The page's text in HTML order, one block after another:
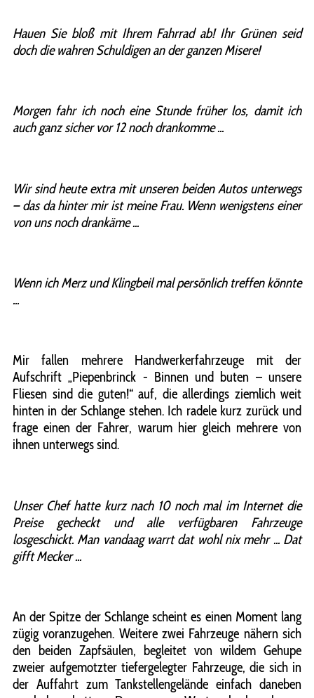
Hauen Sie bloß mit Ihrem Fahrrad ab! Ihr Grünen seid
doch die wahren Schuldigen an der ganzen Misere!
Morgen fahr ich noch eine Stunde früher los, damit ich
auch ganz sicher vor 12 noch drankomme ...
Wir sind heute extra mit unseren beiden Autos unterwegs
– das da hinter mir ist meine Frau. Wenn wenigstens einer
von uns noch drankäme ...
Wenn ich Merz und Klingbeil mal persönlich treffen könnte
...
Mir fallen mehrere Handwerkerfahrzeuge mit der
Aufschrift „Piepenbrinck - Binnen und buten – unsere
Fliesen sind die guten!“ auf, die allerdings ziemlich weit
hinten in der Schlange stehen. Ich radele kurz zurück und
frage einen der Fahrer, warum hier gleich mehrere von
ihnen unterwegs sind.
Unser Chef hatte kurz nach 10 noch mal im Internet die
Preise gecheckt und alle verfügbaren Fahrzeuge
losgeschickt. Man vandaag warrt dat wohl nix mehr ... Dat
gifft Mecker ...
An der Spitze der Schlange scheint es einen Moment lang
zügig voranzugehen. Weitere zwei Fahrzeuge nähern sich
den beiden Zapfsäulen, begleitet von wildem Gehupe
zweier aufgemotzter tiefergelegter Fahrzeuge, die sich in
der Auffahrt zum Tankstellengelände einfach daneben